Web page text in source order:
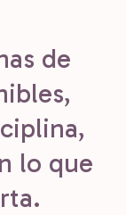
de
lo que